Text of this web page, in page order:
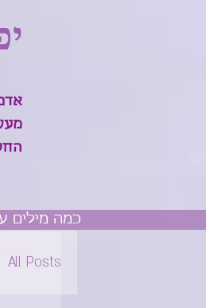
כמה מילים
All Posts